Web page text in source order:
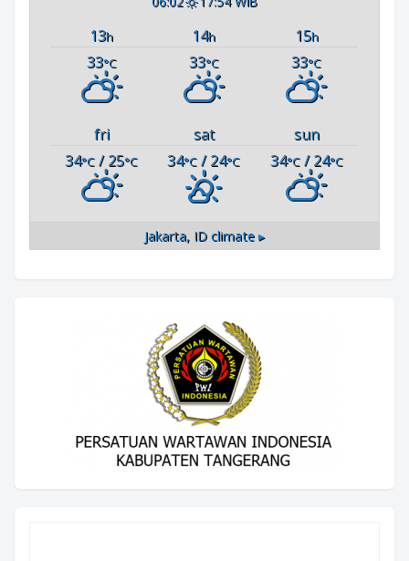
13h 14h 15h
33°C 33°C 33°C
fri sat
sun
34°C / 25°C 34°C / 24°C 34°C/ 24°C
Jakarta, ID climate ▸